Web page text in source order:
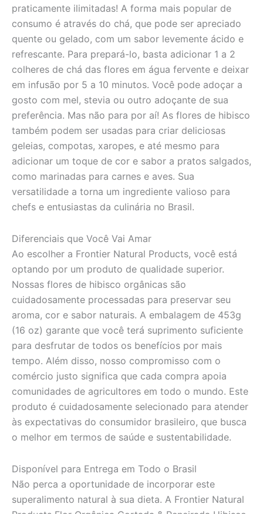
praticamente ilimitadas! A forma mais popular de
consumo é através do chá, que pode ser apreciado
quente ou gelado, com um sabor levemente ácido e
refrescante. Para prepará-lo, basta adicionar 1 a 2
colheres de chá das flores em água fervente e deixar
em infusão por 5 a 10 minutos. Você pode adoçar a
gosto com mel, stevia ou outro adoçante de sua
preferência. Mas não para por aí! As flores de hibisco
também podem ser usadas para criar deliciosas
geleias, compotas, xaropes, e até mesmo para
adicionar um toque de cor e sabor a pratos salgados,
como marinadas para carnes e aves. Sua
versatilidade a torna um ingrediente valioso para
chefs e entusiastas da culinária no Brasil.
Diferenciais que Você Vai Amar
Ao escolher a Frontier Natural Products, você está
optando por um produto de qualidade superior.
Nossas flores de hibisco orgânicas são
cuidadosamente processadas para preservar seu
aroma, cor e sabor naturais. A embalagem de 453g
(16 oz) garante que você terá suprimento suficiente
para desfrutar de todos os benefícios por mais
tempo. Além disso, nosso compromisso com o
comércio justo significa que cada compra apoia
comunidades de agricultores em todo o mundo. Este
produto é cuidadosamente selecionado para atender
às expectativas do consumidor brasileiro, que busca
o melhor em termos de saúde e sustentabilidade.
Disponível para Entrega em Todo o Brasil
Não perca a oportunidade de incorporar este
superalimento natural à sua dieta. A Frontier Natural